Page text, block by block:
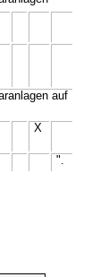
auf
X
".